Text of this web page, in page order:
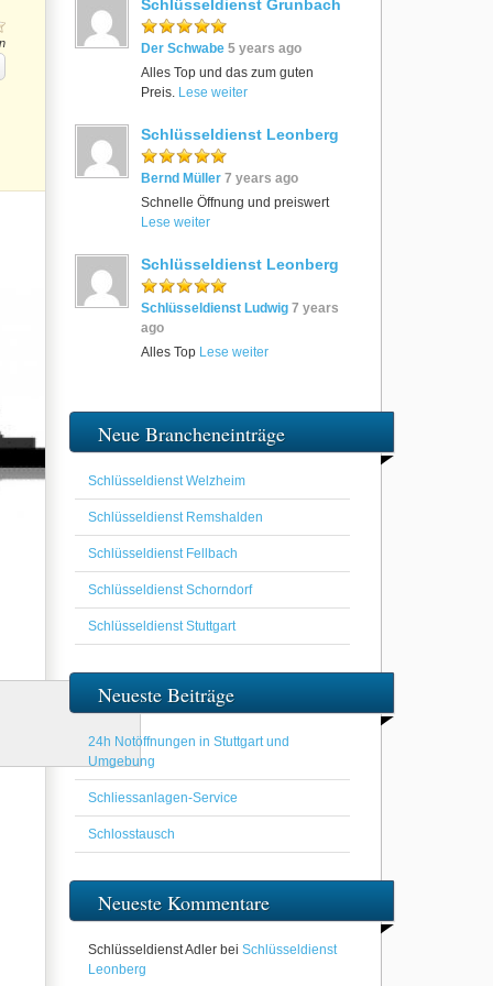
Schlüsseldienst Grunbach
Der Schwabe 5 years ago
Alles Top und das zum guten
Preis. Lese weiter
Schlüsseldienst Leonberg
Bernd Müller 7 years ago
Schnelle Öffnung und preiswert
Lese weiter
Schlüsseldienst Leonberg
Schlüsseldienst Ludwig 7 years
ago
Alles Top Lese weiter
Neue Brancheneinträge
Schlüsseldienst Welzheim
Schlüsseldienst Remshalden
Schlüsseldienst Fellbach
Schlüsseldienst Schorndorf
Schlüsseldienst Stuttgart
Neueste Beiträge
24h Notöffnungen in Stuttgart und
Umgebung
Schliessanlagen-Service
Schlosstausch
Neueste Kommentare
Schlüsseldienst Adler bei Schlüsseldienst
Leonberg